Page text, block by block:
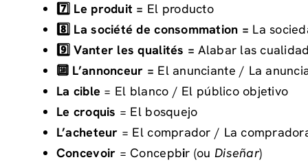
7️⃣ Le produit = El producto
8️⃣ La société de consommation = La
9️⃣ Vanter les qualités = Alabar las
🔟 L’annonceur = El anunciante / La
La cible = El blanco / El público objetivo
Le croquis = El bosquejo
L’acheteur = El comprador / La
Concevoir = Concepbir (ou Diseñar)